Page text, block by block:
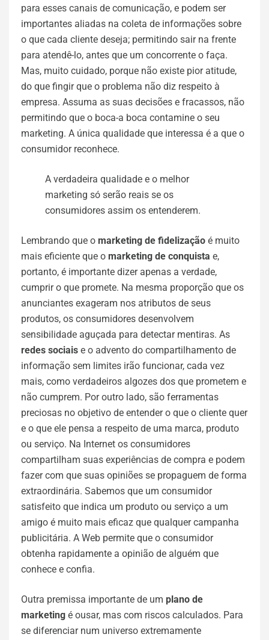
para esses canais de comunicação, e podem ser
importantes aliadas na coleta de informações sobre
o que cada cliente deseja; permitindo sair na frente
para atendê-lo, antes que um concorrente o faça.
Mas, muito cuidado, porque não existe pior atitude,
do que fingir que o problema não diz respeito à
empresa. Assuma as suas decisões e fracassos, não
permitindo que o boca-a boca contamine o seu
marketing. A única qualidade que interessa é a que o
consumidor reconhece.
A verdadeira qualidade e o melhor
marketing só serão reais se os
consumidores assim os entenderem.
Lembrando que o marketing de fidelização é muito
mais eficiente que o marketing de conquista e,
portanto, é importante dizer apenas a verdade,
cumprir o que promete. Na mesma proporção que os
anunciantes exageram nos atributos de seus
produtos, os consumidores desenvolvem
sensibilidade aguçada para detectar mentiras. As
redes sociais e o advento do compartilhamento de
informação sem limites irão funcionar, cada vez
mais, como verdadeiros algozes dos que prometem e
não cumprem. Por outro lado, são ferramentas
preciosas no objetivo de entender o que o cliente quer
e o que ele pensa a respeito de uma marca, produto
ou serviço. Na Internet os consumidores
compartilham suas experiências de compra e podem
fazer com que suas opiniões se propaguem de forma
extraordinária. Sabemos que um consumidor
satisfeito que indica um produto ou serviço a um
amigo é muito mais eficaz que qualquer campanha
publicitária. A Web permite que o consumidor
obtenha rapidamente a opinião de alguém que
conhece e confia.
Outra premissa importante de um plano de
marketing é ousar, mas com riscos calculados. Para
se diferenciar num universo extremamente